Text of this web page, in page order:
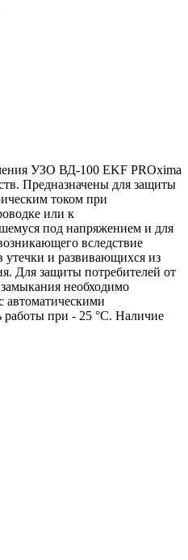
УЗО ВД-100 EKF PROxima
Предназначены для защиты
током при
или к
под напряжением и для
вследствие
утечки и развивающихся из
Для защиты потребителей от
необходимо
автоматическими
при - 25 °С. Наличие